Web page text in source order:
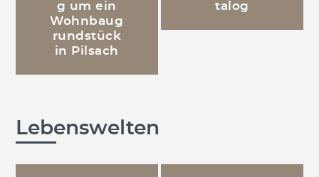
g um ein
Wohnbaug
rundstück
in Pilsach
talog
Lebenswelten